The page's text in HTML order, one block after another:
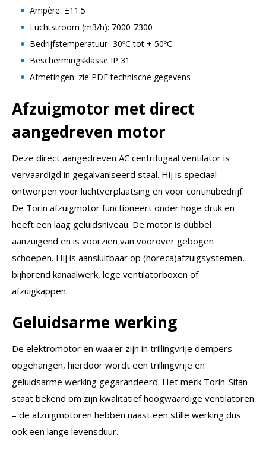
Ampère: ±11.5
Luchtstroom (m3/h): 7000-7300
Bedrijfstemperatuur -30ºC tot + 50ºC
Beschermingsklasse IP 31
Afmetingen: zie PDF technische gegevens
Afzuigmotor met direct
aangedreven motor
Deze direct aangedreven AC centrifugaal ventilator is
vervaardigd in gegalvaniseerd staal. Hij is speciaal
ontworpen voor luchtverplaatsing en voor continubedrijf.
De Torin afzuigmotor functioneert onder hoge druk en
heeft een laag geluidsniveau. De motor is dubbel
aanzuigend en is voorzien van voorover gebogen
schoepen. Hij is aansluitbaar op (horeca)afzuigsystemen,
bijhorend kanaalwerk, lege ventilatorboxen of
afzuigkappen.
Geluidsarme werking
De elektromotor en waaier zijn in trillingvrije dempers
opgehangen, hierdoor wordt een trillingvrije en
geluidsarme werking gegarandeerd. Het merk Torin-Sifan
staat bekend om zijn kwalitatief hoogwaardige ventilatoren
– de afzuigmotoren hebben naast een stille werking dus
ook een lange levensduur.